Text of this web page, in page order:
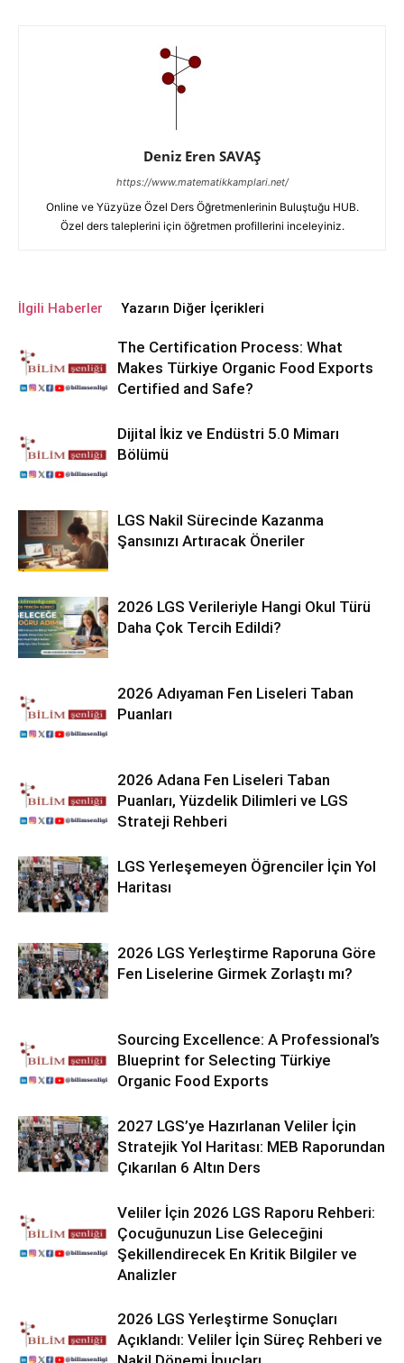
Deniz Eren SAVAŞ
https://www.matematikkamplari.net/
Online ve Yüzyüze Özel Ders Öğretmenlerinin Buluştuğu HUB.
Özel ders taleplerini için öğretmen profillerini inceleyiniz.
İlgili Haberler Yazarın Diğer İçerikleri
The Certification Process: What
Makes Türkiye Organic Food Exports
Certified and Safe?
Dijital İkiz ve Endüstri 5.0 Mimarı
Bölümü
LGS Nakil Sürecinde Kazanma
Şansınızı Artıracak Öneriler
2026 LGS Verileriyle Hangi Okul Türü
Daha Çok Tercih Edildi?
2026 Adıyaman Fen Liseleri Taban
Puanları
2026 Adana Fen Liseleri Taban
Puanları, Yüzdelik Dilimleri ve LGS
Strateji Rehberi
LGS Yerleşemeyen Öğrenciler İçin Yol
Haritası
2026 LGS Yerleştirme Raporuna Göre
Fen Liselerine Girmek Zorlaştı mı?
Sourcing Excellence: A Professional’s
Blueprint for Selecting Türkiye
Organic Food Exports
2027 LGS’ye Hazırlanan Veliler İçin
Stratejik Yol Haritası: MEB Raporundan
Çıkarılan 6 Altın Ders
Veliler İçin 2026 LGS Raporu Rehberi:
Çocuğunuzun Lise Geleceğini
Şekillendirecek En Kritik Bilgiler ve
Analizler
2026 LGS Yerleştirme Sonuçları
Açıklandı: Veliler İçin Süreç Rehberi ve